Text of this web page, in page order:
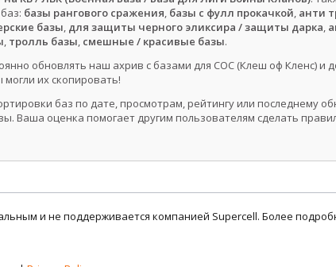
базы рангового сражения, базы с фулл прокачкой, анти
базы, для защиты черного эликсира / защиты дарка,
, тролль базы, смешные / красивые базы.
обновлять наш ахрив с базами для COC (Клеш оф Кленс) и
их скопировать!
баз по дате, просмотрам, рейтингу или последнему
Ваша оценка помогает другим пользователям сделать
и не поддерживается компанией Supercell. Более